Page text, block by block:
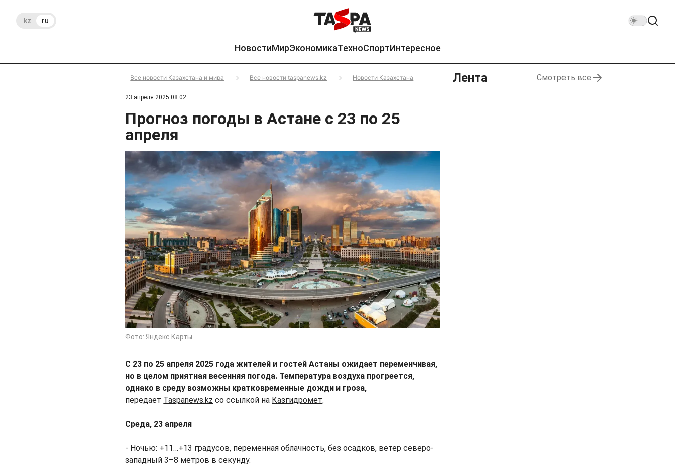
kz ru
НовостиМирЭкономикаТехноСпортИнтересное
Все новости Казахстана и мира Все новости taspanews.kz Новости Казахстана
23 апреля 2025 08:02
Прогноз погоды в Астане с 23 по 25
апреля
Фото: Яндекс Карты
С 23 по 25 апреля 2025 года жителей и гостей Aстаны ожидает переменчивая,
но в целом приятная весенняя погода. Температура воздуха прогреется,
однако в среду возможны кратковременные дожди и гроза,
передает Taspanews.kz со ссылкой на Казгидромет.
Cреда, 23 апреля
- Ночью: +11…+13 градусов, переменная облачность, без осадков, ветер северо-
западный 3–8 метров в секунду.
Лента Смотреть все